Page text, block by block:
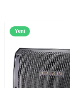
Yeni